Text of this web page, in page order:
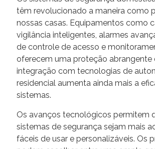
têm revolucionado a maneira como
nossas casas. Equipamentos como
vigilância inteligentes, alarmes
de controle de acesso e
oferecem uma proteção abrangente
integração com tecnologias de
residencial aumenta ainda mais a
sistemas.
Os avanços tecnológicos permitem
sistemas de segurança sejam mais
fáceis de usar e personalizáveis. Os